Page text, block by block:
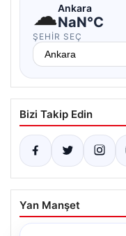
☁Ankara
NaN°C
ŞEHIR SEÇ
Bizi Takip Edin
Yan Manşet